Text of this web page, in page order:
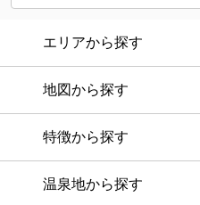
エリアから探す
地図から探す
特徴から探す
温泉地から探す